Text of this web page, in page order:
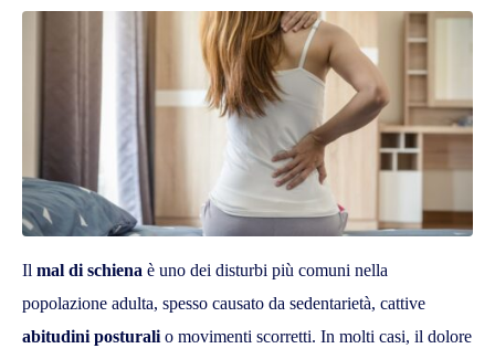
Il mal di schiena è uno dei disturbi più comuni nella
popolazione adulta, spesso causato da sedentarietà, cattive
abitudini posturali o movimenti scorretti. In molti casi, il dolore